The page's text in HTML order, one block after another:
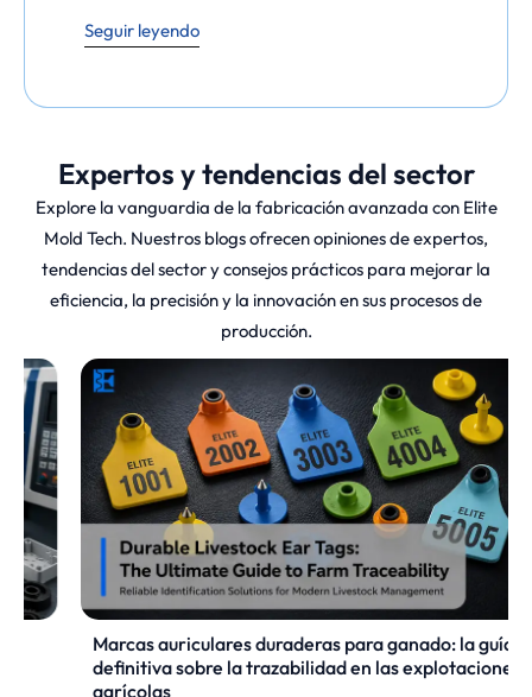
de mecanizado que lo hace bien. En
todos los sectores.
El fresado CNC destaca por su
capacidad para extraer material de un
bloque sólido con extrema precisión. A
diferencia del torneado, en el que la
pieza gira, en el fresado la herramienta
de corte gira mientras la pieza
permanece fija. Esto permite crear
formas intrincadas en 3D, esquinas
afiladas y orificios de gran precisión.
Tanto si trabaja en un único prototipo
como en una gran tirada de producción,
el fresado CNC ofrece una repetibilidad
superior y unas tolerancias ajustadas
Seguir leyendo
Expertos y tendencias del sector
Explore la vanguardia de la fabricación avanzada con Elite
Mold Tech. Nuestros blogs ofrecen opiniones de expertos,
tendencias del sector y consejos prácticos para mejorar la
eficiencia, la precisión y la innovación en sus procesos de
producción.
Marcas auriculares duraderas para ganado: la guía
definitiva sobre la trazabilidad en las explotaciones
agrícolas